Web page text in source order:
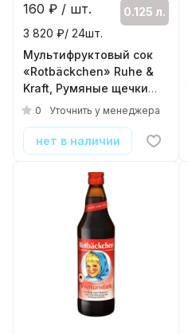
160 ₽ / шт.
0.125 л.
3 820 ₽/ 24шт.
Мультифруктовый сок
«Rotbäckchen» Ruhe &
Kraft, Румяные щечки
0.125, стекло
0 Уточнить у менеджера
нет в наличии